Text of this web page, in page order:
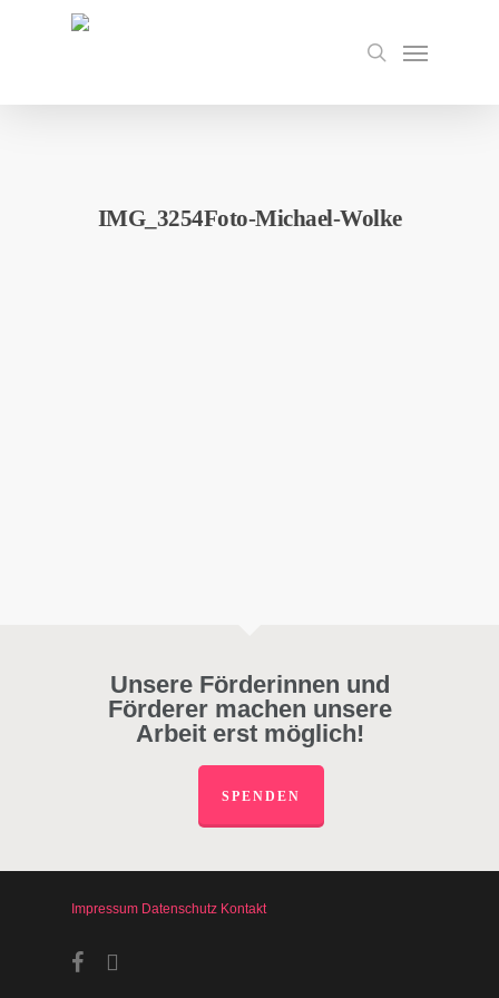
search
Menu
IMG_3254Foto-Michael-Wolke
Unsere Förderinnen und
Förderer machen unsere
Arbeit erst möglich!
SPENDEN
Impressum Datenschutz Kontakt
facebookinstagram